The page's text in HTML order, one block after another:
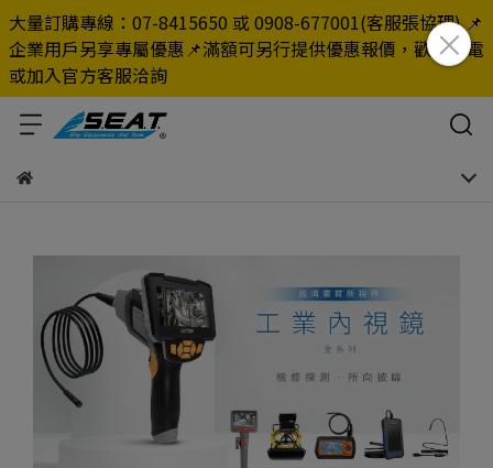
大量訂購專線：07-8415650 或 0908-677001(客服張協理) 📌
企業用戶另享專屬優惠📌滿額可另行提供優惠報價，歡迎來電
或加入官方客服洽詢